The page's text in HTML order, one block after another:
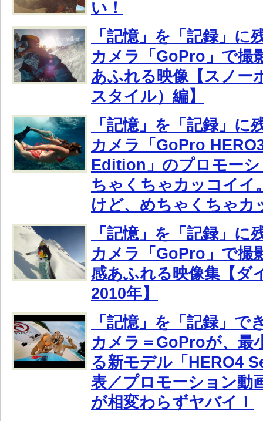
い！
「記憶」を「記録」に
カメラ「GoPro」で撮
あふれる映像【スノー
スタイル）編】
「記憶」を「記録」に
カメラ「GoPro
Edition」のプロモー
ちゃくちゃカッコイイ
けど、めちゃくちゃカ
「記憶」を「記録」に
カメラ「GoPro」で撮
感あふれる映像集【ダ
2010年】
「記憶」を「記録」で
カメラ＝GoProが、最
る新モデル「HERO4
表／プロモーション動
が相変わらずヤバイ！